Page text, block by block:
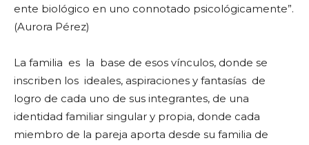
ente biológico en uno connotado psicológicamente”.
(Aurora Pérez)
La familia es la base de esos vínculos, donde se
inscriben los ideales, aspiraciones y fantasías de
logro de cada uno de sus integrantes, de una
identidad familiar singular y propia, donde cada
miembro de la pareja aporta desde su familia de